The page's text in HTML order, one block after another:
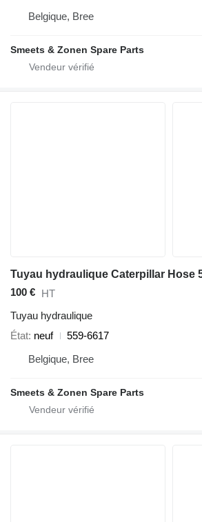
Belgique, Bree
Smeets & Zonen Spare Parts
Tuyau hydraulique Caterpillar Hose
100 € HT
Tuyau hydraulique
État neuf
559-6617
Belgique, Bree
Smeets & Zonen Spare Parts